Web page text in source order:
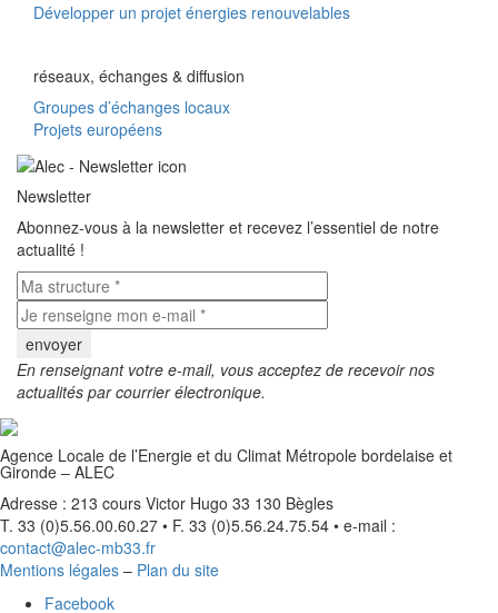
Développer un projet énergies renouvelables
réseaux, échanges & diffusion
Groupes d’échanges locaux
Projets européens
Newsletter
Abonnez-vous à la newsletter et recevez l’essentiel de notre
actualité !
En renseignant votre e-mail, vous acceptez de recevoir nos
actualités par courrier électronique.
Agence Locale de l’Energie et du Climat Métropole bordelaise et
Gironde – ALEC
Adresse : 213 cours Victor Hugo 33 130 Bègles
T. 33 (0)5.56.00.60.27 • F. 33 (0)5.56.24.75.54 • e-mail :
contact@alec-mb33.fr
Mentions légales – Plan du site
Facebook